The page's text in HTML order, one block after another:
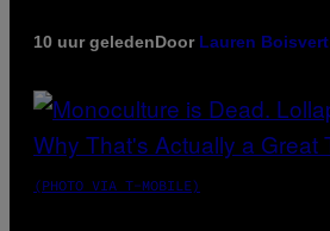
10 uur geledenDoor Lauren Boisvert
(PHOTO VIA T-MOBILE)